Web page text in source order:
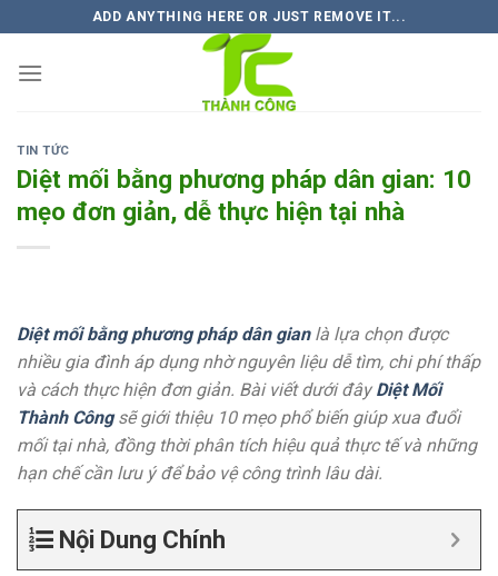
to
content
ADD ANYTHING HERE OR JUST REMOVE IT...
TIN TỨC
Diệt mối bằng phương pháp dân gian: 10
mẹo đơn giản, dễ thực hiện tại nhà
Diệt mối bằng phương pháp dân gianlà lựa chọn được
nhiều gia đình áp dụng nhờ nguyên liệu dễ tìm, chi phí thấp
và cách thực hiện đơn giản. Bài viết dưới đây Diệt Mối
Thành Côngsẽ giới thiệu 10 mẹo phổ biến giúp xua đuổi
mối tại nhà, đồng thời phân tích hiệu quả thực tế và những
hạn chế cần lưu ý để bảo vệ công trình lâu dài.
Nội Dung Chính